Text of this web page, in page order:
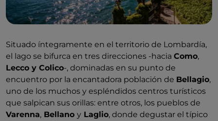
Situado íntegramente en el territorio de Lombardía,
el lago se bifurca en tres direcciones -hacia Como,
Lecco y Colico-, dominadas en su punto de
encuentro por la encantadora población de Bellagio,
uno de los muchos y espléndidos centros turísticos
que salpican sus orillas: entre otros, los pueblos de
Varenna, Bellano y Laglio, donde degustar el típico